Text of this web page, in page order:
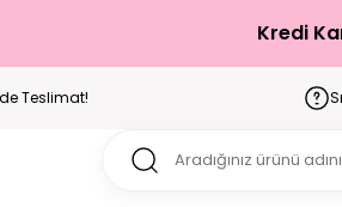
Kredi
Teslimat!